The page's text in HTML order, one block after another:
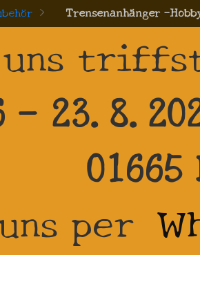
> Trensenanhänger -
uns triffst
-
per